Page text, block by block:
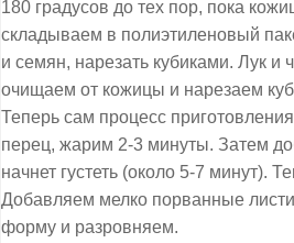
180 градусов до тех пор, пока
складываем в полиэтиленовый
и семян, нарезать кубиками. Лук
очищаем от кожицы и нарезаем
Теперь сам процесс
перец, жарим 2-3 минуты. Затем
начнет густеть (около 5-7 минут).
Добавляем мелко порванные
форму и разровняем.